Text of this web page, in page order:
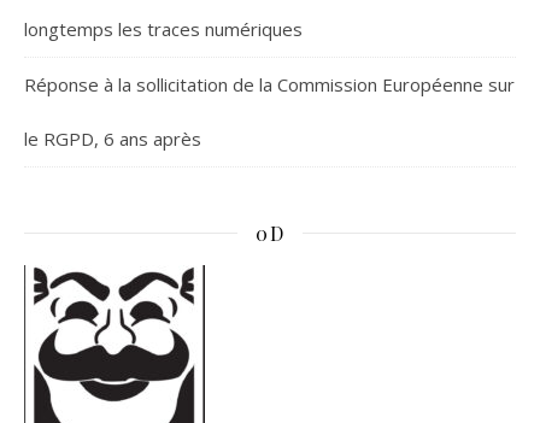
longtemps les traces numériques
Réponse à la sollicitation de la Commission Européenne sur
le RGPD, 6 ans après
0D